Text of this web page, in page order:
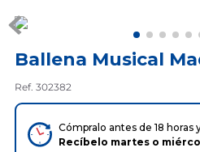
Ballena Musical
Ref. 302382
Cómpralo antes de 18 horas
Recíbelo martes o